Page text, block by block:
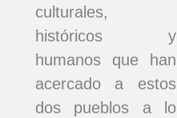
culturales,
históricos y
humanos que han
acercado a estos
dos pueblos a lo